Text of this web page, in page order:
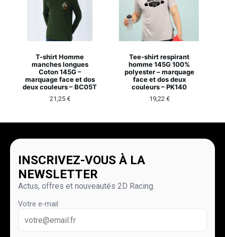
T-shirt Homme
manches longues
Coton 145G –
marquage face et dos
deux couleurs – BC05T
21,25 €
Tee-shirt respirant
homme 145G 100%
polyester – marquage
face et dos deux
couleurs – PK140
19,22 €
INSCRIVEZ-VOUS À LA
NEWSLETTER
Actus, offres et nouveautés 2D Racing.
Votre e-mail